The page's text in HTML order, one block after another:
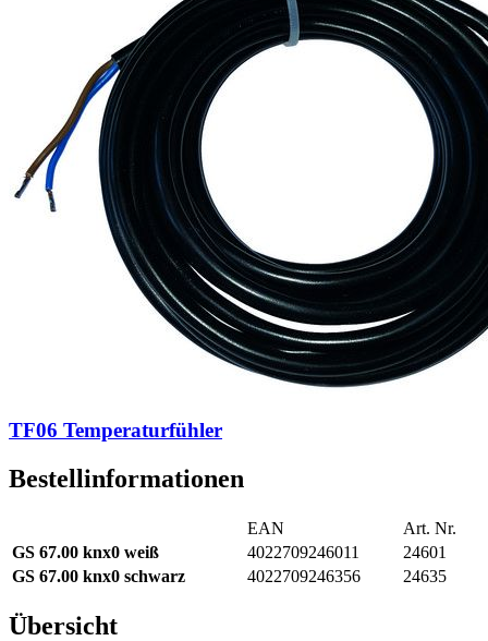
TF06 Temperaturfühler
Bestellinformationen
EAN
Art. Nr.
GS 67.00 knx0 weiß
4022709246011
24601
GS 67.00 knx0 schwarz 4022709246356 24635
Übersicht